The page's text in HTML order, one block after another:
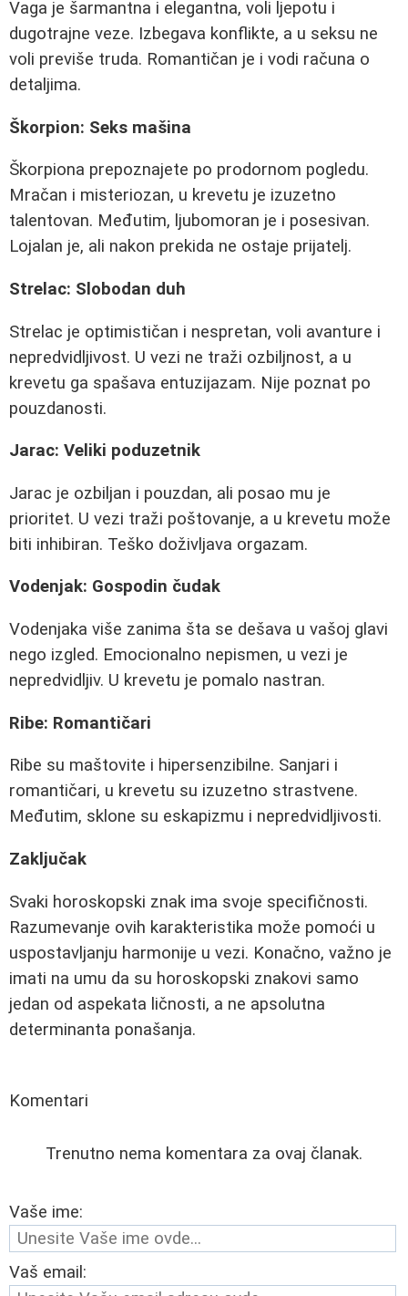
Vaga je šarmantna i elegantna, voli ljepotu i
dugotrajne veze. Izbegava konflikte, a u seksu ne
voli previše truda. Romantičan je i vodi računa o
detaljima.
Škorpion: Seks mašina
Škorpiona prepoznajete po prodornom pogledu.
Mračan i misteriozan, u krevetu je izuzetno
talentovan. Međutim, ljubomoran je i posesivan.
Lojalan je, ali nakon prekida ne ostaje prijatelj.
Strelac: Slobodan duh
Strelac je optimističan i nespretan, voli avanture i
nepredvidljivost. U vezi ne traži ozbiljnost, a u
krevetu ga spašava entuzijazam. Nije poznat po
pouzdanosti.
Jarac: Veliki poduzetnik
Jarac je ozbiljan i pouzdan, ali posao mu je
prioritet. U vezi traži poštovanje, a u krevetu može
biti inhibiran. Teško doživljava orgazam.
Vodenjak: Gospodin čudak
Vodenjaka više zanima šta se dešava u vašoj glavi
nego izgled. Emocionalno nepismen, u vezi je
nepredvidljiv. U krevetu je pomalo nastran.
Ribe: Romantičari
Ribe su maštovite i hipersenzibilne. Sanjari i
romantičari, u krevetu su izuzetno strastvene.
Međutim, sklone su eskapizmu i nepredvidljivosti.
Zaključak
Svaki horoskopski znak ima svoje specifičnosti.
Razumevanje ovih karakteristika može pomoći u
uspostavljanju harmonije u vezi. Konačno, važno je
imati na umu da su horoskopski znakovi samo
jedan od aspekata ličnosti, a ne apsolutna
determinanta ponašanja.
Komentari
Trenutno nema komentara za ovaj članak.
Vaše ime:
Vaš email: